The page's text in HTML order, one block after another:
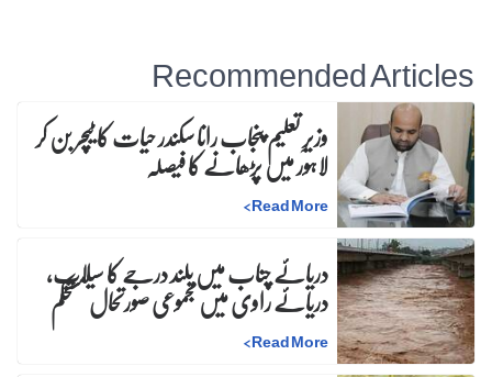
Recommended Articles
وزیرِ تعلیم پنجاب رانا سکندر حیات کا ٹیچر بن کر
لاہور میں پڑھانے کا فیصلہ
Read More
>
دریائے چناب میں بلند درجے کا سیلاب،
دریائے راوی میں مجموعی صورتحال مستحکم
Read More
>